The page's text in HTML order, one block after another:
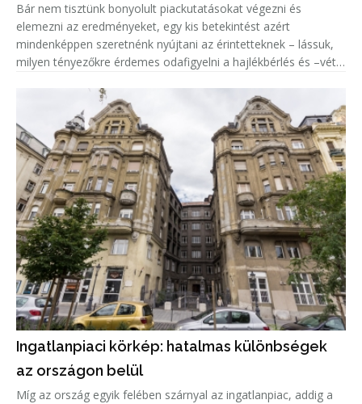
Bár nem tisztünk bonyolult piackutatásokat végezni és
elemezni az eredményeket, egy kis betekintést azért
mindenképpen szeretnénk nyújtani az érintetteknek – lássuk,
milyen tényezőkre érdemes odafigyelni a hajlékbérlés és –vétel
Ingatlanpiaci körkép: hatalmas különbségek
az országon belül
Míg az ország egyik felében szárnyal az ingatlanpiac, addig a